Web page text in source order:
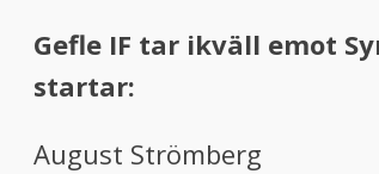
Gefle IF tar ikväll emot
startar:
August Strömberg